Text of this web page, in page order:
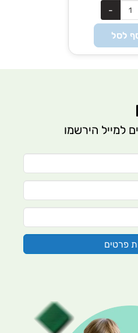
לסל
למייל הירשמו